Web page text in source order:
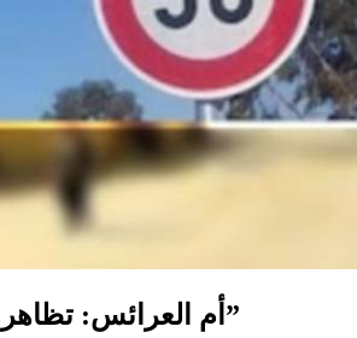
أم العرائس: تظاهرة تراثية تحت شعار “تراث أجدادنا فخر لأولادنا”